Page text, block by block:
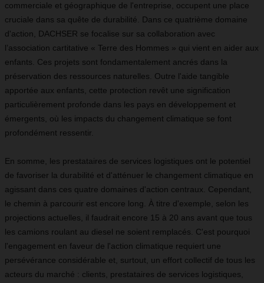
commerciale et géographique de l'entreprise, occupent une place
cruciale dans sa quête de durabilité. Dans ce quatrième domaine
d'action, DACHSER se focalise sur sa collaboration avec
l’association cartitative « Terre des Hommes » qui vient en aider aux
enfants. Ces projets sont fondamentalement ancrés dans la
préservation des ressources naturelles. Outre l'aide tangible
apportée aux enfants, cette protection revêt une signification
particulièrement profonde dans les pays en développement et
émergents, où les impacts du changement climatique se font
profondément ressentir.
En somme, les prestataires de services logistiques ont le potentiel
de favoriser la durabilité et d'atténuer le changement climatique en
agissant dans ces quatre domaines d'action centraux. Cependant,
le chemin à parcourir est encore long. À titre d'exemple, selon les
projections actuelles, il faudrait encore 15 à 20 ans avant que tous
les camions roulant au diesel ne soient remplacés. C'est pourquoi
l'engagement en faveur de l'action climatique requiert une
persévérance considérable et, surtout, un effort collectif de tous les
acteurs du marché : clients, prestataires de services logistiques,